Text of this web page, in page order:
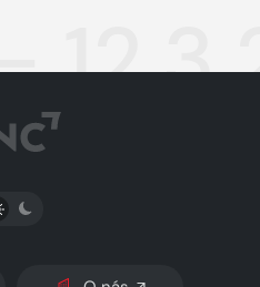
PŘEPNOUT SVĚTLÝ/TMAVÝ REŽIM